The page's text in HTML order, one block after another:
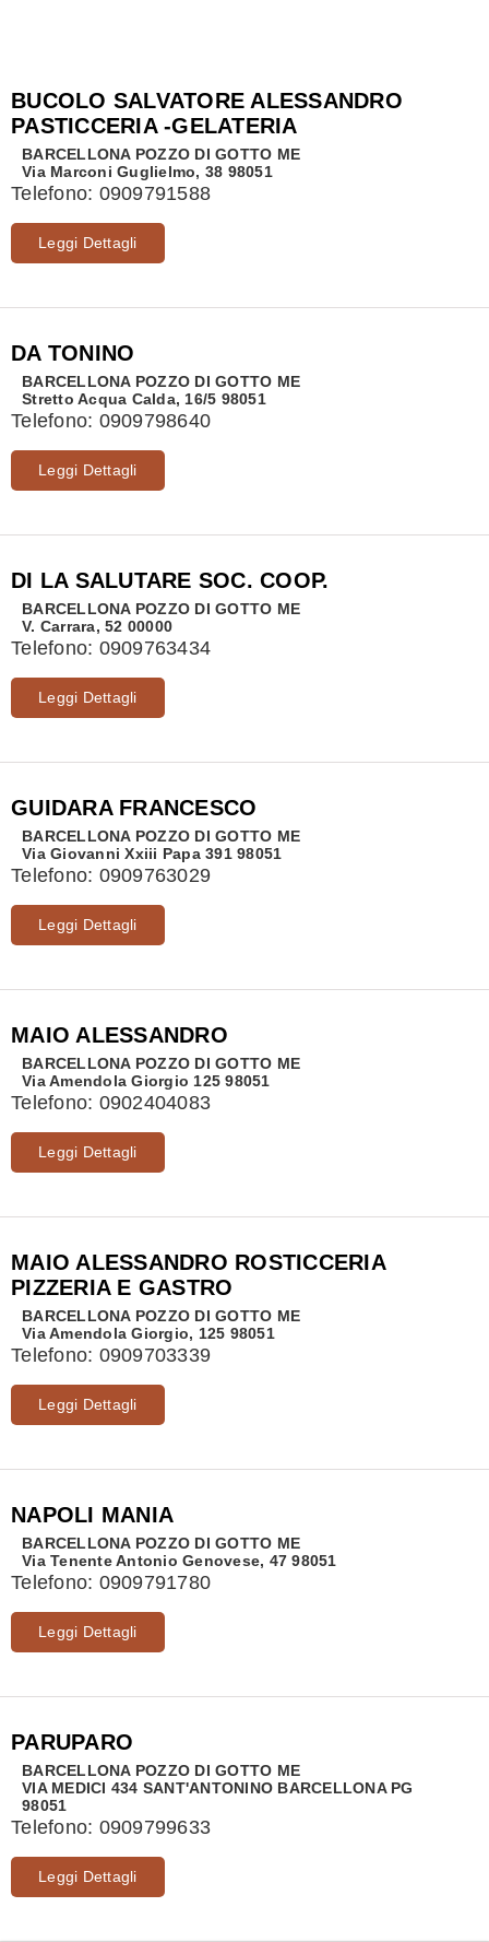
BUCOLO SALVATORE ALESSANDRO
PASTICCERIA -GELATERIA
BARCELLONA POZZO DI GOTTO ME
Via Marconi Guglielmo, 38 98051
Telefono: 0909791588
Leggi Dettagli
DA TONINO
BARCELLONA POZZO DI GOTTO ME
Stretto Acqua Calda, 16/5 98051
Telefono: 0909798640
Leggi Dettagli
DI LA SALUTARE SOC. COOP.
BARCELLONA POZZO DI GOTTO ME
V. Carrara, 52 00000
Telefono: 0909763434
Leggi Dettagli
GUIDARA FRANCESCO
BARCELLONA POZZO DI GOTTO ME
Via Giovanni Xxiii Papa 391 98051
Telefono: 0909763029
Leggi Dettagli
MAIO ALESSANDRO
BARCELLONA POZZO DI GOTTO ME
Via Amendola Giorgio 125 98051
Telefono: 0902404083
Leggi Dettagli
MAIO ALESSANDRO ROSTICCERIA
PIZZERIA E GASTRO
BARCELLONA POZZO DI GOTTO ME
Via Amendola Giorgio, 125 98051
Telefono: 0909703339
Leggi Dettagli
NAPOLI MANIA
BARCELLONA POZZO DI GOTTO ME
Via Tenente Antonio Genovese, 47 98051
Telefono: 0909791780
Leggi Dettagli
PARUPARO
BARCELLONA POZZO DI GOTTO ME
VIA MEDICI 434 SANT'ANTONINO BARCELLONA PG
98051
Telefono: 0909799633
Leggi Dettagli